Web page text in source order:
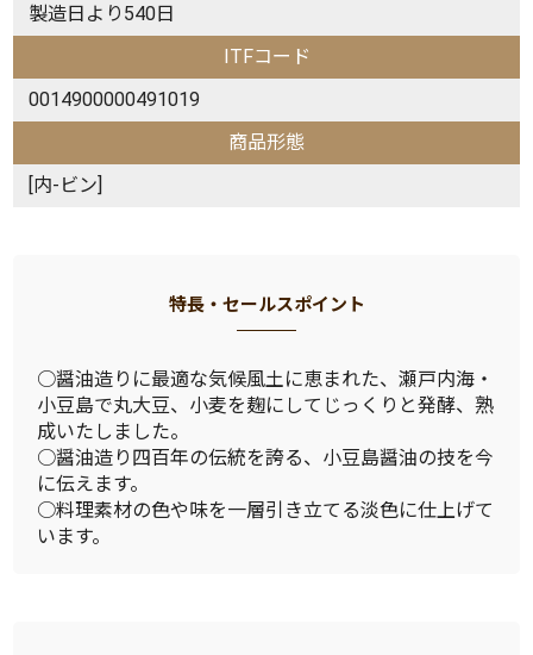
製造日より540日
ITFコード
0014900000491019
商品形態
[内-ビン]
特長・セールスポイント
○醤油造りに最適な気候風土に恵まれた、瀬戸内海・
小豆島で丸大豆、小麦を麹にしてじっくりと発酵、熟
成いたしました。
○醤油造り四百年の伝統を誇る、小豆島醤油の技を今
に伝えます。
○料理素材の色や味を一層引き立てる淡色に仕上げて
います。